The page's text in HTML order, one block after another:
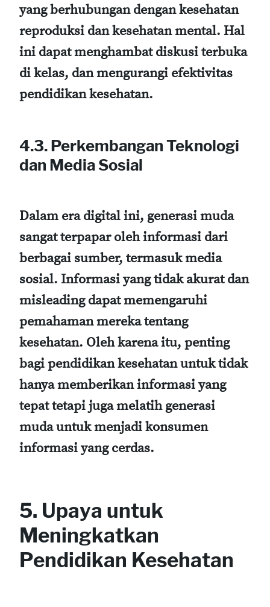
yang berhubungan dengan kesehatan
reproduksi dan kesehatan mental. Hal
ini dapat menghambat diskusi terbuka
di kelas, dan mengurangi efektivitas
pendidikan kesehatan.
4.3. Perkembangan Teknologi
dan Media Sosial
Dalam era digital ini, generasi muda
sangat terpapar oleh informasi dari
berbagai sumber, termasuk media
sosial. Informasi yang tidak akurat dan
misleading dapat memengaruhi
pemahaman mereka tentang
kesehatan. Oleh karena itu, penting
bagi pendidikan kesehatan untuk tidak
hanya memberikan informasi yang
tepat tetapi juga melatih generasi
muda untuk menjadi konsumen
informasi yang cerdas.
5. Upaya untuk
Meningkatkan
Pendidikan Kesehatan